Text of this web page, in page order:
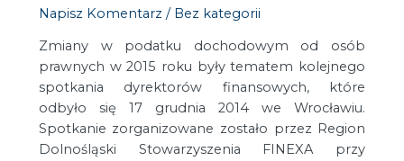
Napisz Komentarz / Bez kategorii
Zmiany w podatku dochodowym od osób
prawnych w 2015 roku były tematem kolejnego
spotkania dyrektorów finansowych, które
odbyło się 17 grudnia 2014 we Wrocławiu.
Spotkanie zorganizowane zostało przez Region
Dolnośląski Stowarzyszenia FINEXA przy